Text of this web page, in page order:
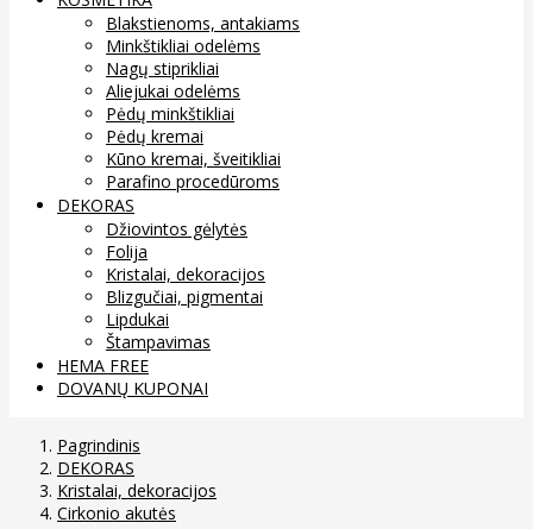
Blakstienoms, antakiams
Minkštikliai odelėms
Nagų stiprikliai
Aliejukai odelėms
Pėdų minkštikliai
Pėdų kremai
Kūno kremai, šveitikliai
Parafino procedūroms
DEKORAS
Džiovintos gėlytės
Folija
Kristalai, dekoracijos
Blizgučiai, pigmentai
Lipdukai
Štampavimas
HEMA FREE
DOVANŲ KUPONAI
Pagrindinis
DEKORAS
Kristalai, dekoracijos
Cirkonio akutės